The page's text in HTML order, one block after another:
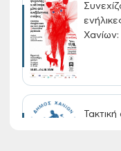
Χανίων: